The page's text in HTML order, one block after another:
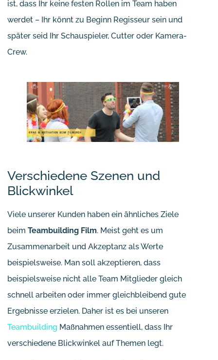
ist, dass Ihr keine festen Rollen im Team haben
werdet – Ihr könnt zu Beginn Regisseur sein und
später seid Ihr Schauspieler, Cutter oder Kamera-
Crew.
Verschiedene Szenen und
Blickwinkel
Viele unserer Kunden haben ein ähnliches Ziele
beim Teambuilding Film. Meist geht es um
Zusammenarbeit und Akzeptanz als Werte
beispielsweise. Man soll akzeptieren, dass
beispielsweise nicht alle Team Mitglieder gleich
schnell arbeiten oder immer gleichbleibend gute
Ergebnisse erzielen. Daher ist es bei unseren
Teambuilding Maßnahmen essentiell, dass Ihr
verschiedene Blickwinkel auf Themen legt.